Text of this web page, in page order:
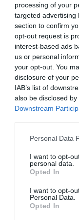
processing of your
targeted advertising
section to confirm
opt-out request is
interest-based ads
us or personal
your opt-out. You
disclosure of your
IAB’s list of
also be disclosed
Downstream
Personal Data
I want to opt-
personal data.
Opted In
I want to opt-
Personal Data.
Opted In